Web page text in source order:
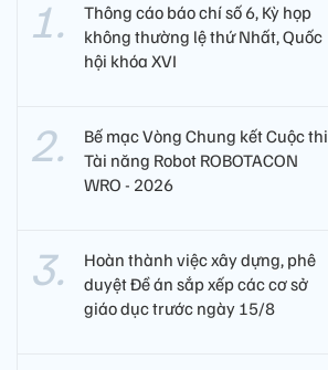
Thông cáo báo chí số 6, Kỳ họp
không thường lệ thứ Nhất, Quốc
hội khóa XVI
Bế mạc Vòng Chung kết Cuộc thi
Tài năng Robot ROBOTACON
WRO - 2026
Hoàn thành việc xây dựng, phê
duyệt Đề án sắp xếp các cơ sở
giáo dục trước ngày 15/8